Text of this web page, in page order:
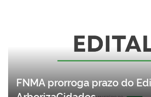
FNMA prorroga prazo do